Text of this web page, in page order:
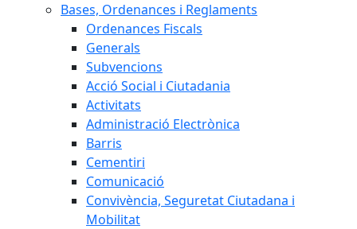
Bases, Ordenances i Reglaments
Ordenances Fiscals
Generals
Subvencions
Acció Social i Ciutadania
Activitats
Administració Electrònica
Barris
Cementiri
Comunicació
Convivència, Seguretat Ciutadana i
Mobilitat